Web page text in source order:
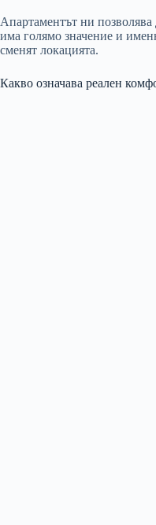
Апартаментът ни позволява
има голямо значение и
сменят локацията.
Какво означава реален